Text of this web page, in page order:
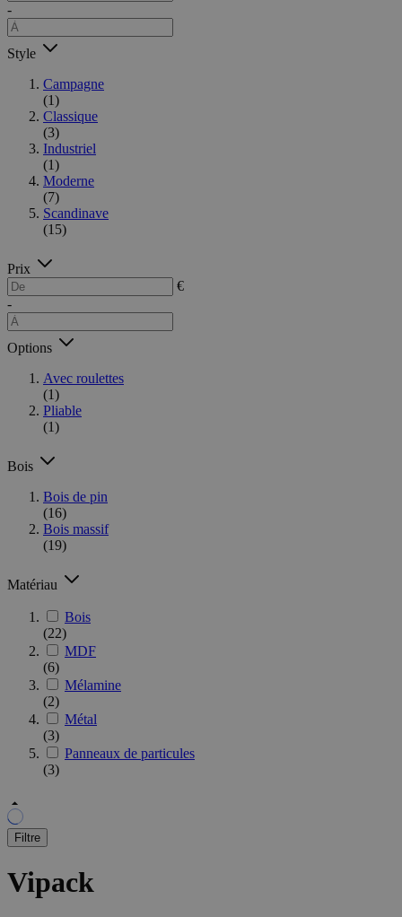
-
Style
Campagne
(1)
Classique
(3)
Industriel
(1)
Moderne
(7)
Scandinave
(15)
Prix
€
-
Options
Avec roulettes
(1)
Pliable
(1)
Bois
Bois de pin
(16)
Bois massif
(19)
Matériau
Bois
(22)
MDF
(6)
Mélamine
(2)
Métal
(3)
Panneaux de particules
(3)
Filtre
Vipack